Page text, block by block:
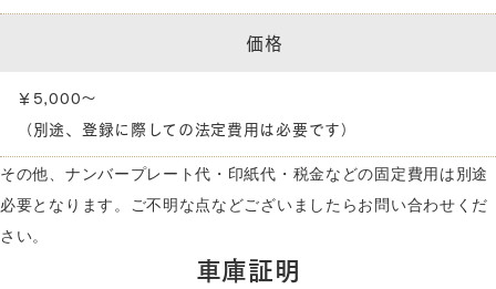
価格
￥5,000～
（別途、登録に際しての法定費用は必要です）
その他、ナンバープレート代・印紙代・税金などの固定費用は別途
必要となります。ご不明な点などございましたらお問い合わせくだ
さい。
車庫証明